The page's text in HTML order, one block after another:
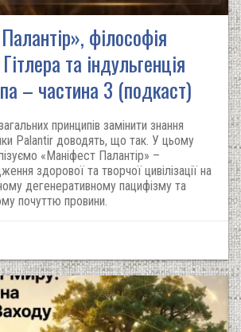
філософія
та індульгенція
– частина 3 (подкаст)
принципів замінити знання
Palantir доводять, що так. У цьому
«Маніфест Палантір» –
здорової та творчої цивілізації на
дегенеративному пацифізму та
почуттю провини.